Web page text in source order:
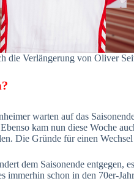
die Verlängerung von Oliver
warten auf das
kam nun diese Woche
Die Gründe für einen
dem Saisonende entgegen,
immerhin schon in den 70er-